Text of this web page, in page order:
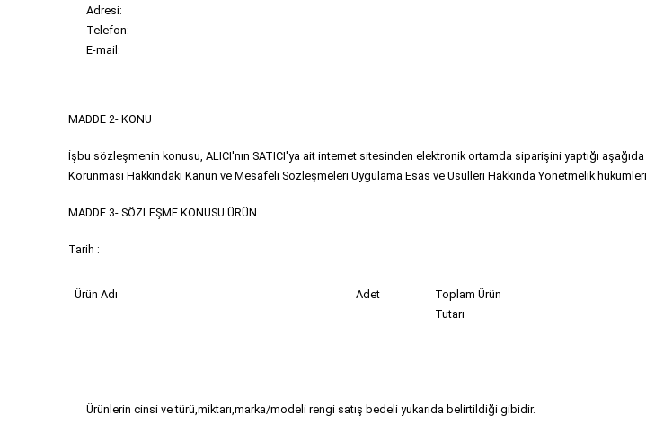
Adresi:
Telefon:
E-mail:
MADDE 2- KONU
İşbu sözleşmenin konusu, ALICI'nın SATICI'ya ait internet sitesinden elektronik ortamda siparişini yaptığı
Korunması Hakkındaki Kanun ve Mesafeli Sözleşmeleri Uygulama Esas ve Usulleri Hakkında Yönetmelik
MADDE 3- SÖZLEŞME KONUSU ÜRÜN
Tarih :
Ürün Adı Adet
Toplam Ürün
Tutarı
Ürünlerin cinsi ve türü,miktarı,marka/modeli rengi satış bedeli yukarıda belirtildiği gibidir.